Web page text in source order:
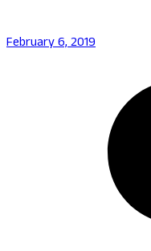
February 6, 2019